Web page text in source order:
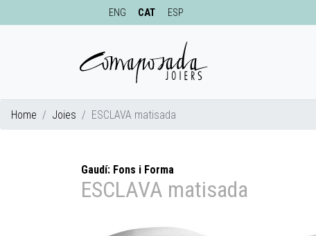
ENG CAT ESP
Home Joies ESCLAVA matisada
Gaudí: Fons i Forma
ESCLAVA matisada